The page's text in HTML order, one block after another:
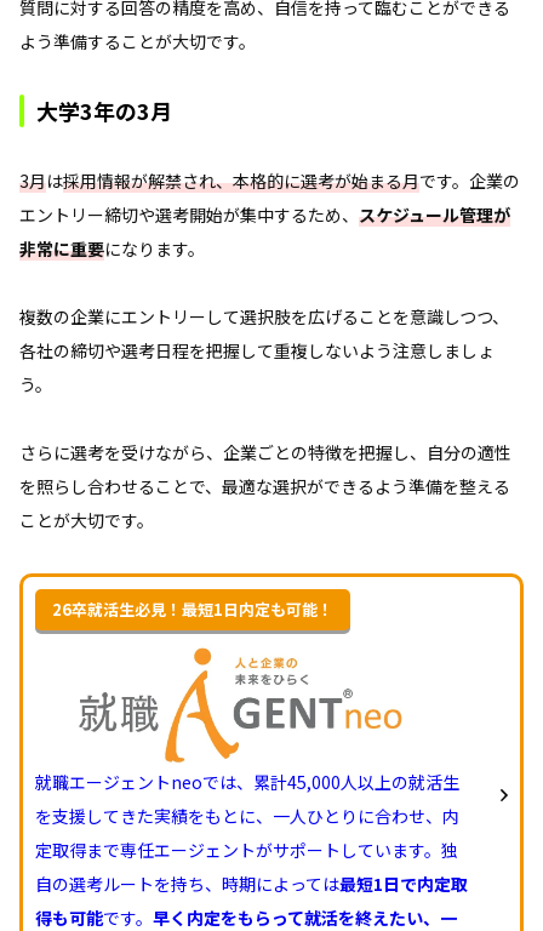
質問に対する回答の精度を高め、自信を持って臨むことができる
よう準備することが大切です。
大学3年の3月
3月は採用情報が解禁され、本格的に選考が始まる月です。企業の
エントリー締切や選考開始が集中するため、 スケジュール管理が
非常に重要になります。
複数の企業にエントリーして選択肢を広げることを意識しつつ、
各社の締切や選考日程を把握して重複しないよう注意しましょ
う。
さらに選考を受けながら、企業ごとの特徴を把握し、自分の適性
を照らし合わせることで、最適な選択ができるよう準備を整える
ことが大切です。
26卒就活生必見！最短1日内定も可能！
就職エージェントneoでは、累計45,000人以上の就活生
を支援してきた実績をもとに、一人ひとりに合わせ、内
定取得まで専任エージェントがサポートしています。独
自の選考ルートを持ち、時期によっては最短1日で内定取
得も可能です。 早く内定をもらって就活を終えたい、一